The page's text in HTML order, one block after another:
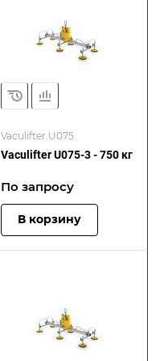
Vaculifter U075
Vaculifter U075-3 - 750 кг
По запросу
В корзину